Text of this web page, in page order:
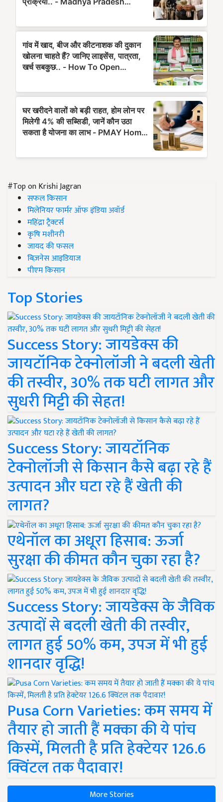
#Top on Krishi Jagran
सफल किसान
मिलेनियर फार्मर ऑफ इंडिया अवॉर्ड
महिंद्रा ट्रैक्टर्स
कृषि मशीनरी
जायद की फसल
बिज़नेस आइडियाज
पीएम किसान
Top Stories
Success Story: जायडेक्स की
जायटॉनिक टेक्नोलॉजी ने बदली खेती
की तस्वीर, 30% तक घटी लागत और
सुधरी मिट्टी की सेहत!
Success Story: जायटॉनिक
टेक्नोलॉजी से किसान कैसे बढ़ा रहे हैं
उत्पादन और घटा रहे हैं खेती की
लागत?
एथेनॉल का अधूरा हिसाब: ऊर्जा
सुरक्षा की कीमत कौन चुका रहा है?
Success Story: जायडेक्स के जैविक
उत्पादों से बदली खेती की तस्वीर,
लागत हुई 50% कम, उपज में भी हुई
शानदार वृद्धि!
Pusa Corn Varieties: कम समय में
तैयार हो जाती हैं मक्का की ये पांच
किस्में, मिलती है प्रति हेक्टेयर 126.6
क्विंटल तक पैदावार!
More Stories